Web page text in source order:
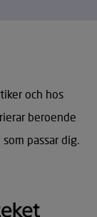
och hos
beroende
passar dig.